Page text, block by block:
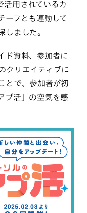
活用されているカ
ーフとも連動して
しました。
ド資料、参加者に
クリエイティブに
とで、参加者が初
プ活」の空気を感